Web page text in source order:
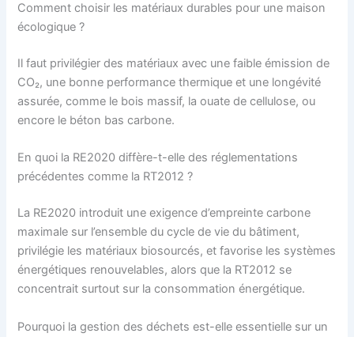
Comment choisir les matériaux durables pour une maison
écologique ?
Il faut privilégier des matériaux avec une faible émission de
CO₂, une bonne performance thermique et une longévité
assurée, comme le bois massif, la ouate de cellulose, ou
encore le béton bas carbone.
En quoi la RE2020 diffère-t-elle des réglementations
précédentes comme la RT2012 ?
La RE2020 introduit une exigence d’empreinte carbone
maximale sur l’ensemble du cycle de vie du bâtiment,
privilégie les matériaux biosourcés, et favorise les systèmes
énergétiques renouvelables, alors que la RT2012 se
concentrait surtout sur la consommation énergétique.
Pourquoi la gestion des déchets est-elle essentielle sur un